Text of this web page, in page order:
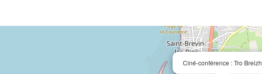
Ciné-conférence : Tro Breizh